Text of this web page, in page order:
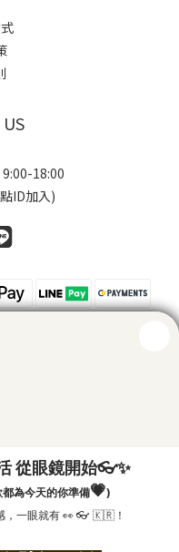
9:00-18:00
ID加入)
閣國際精品